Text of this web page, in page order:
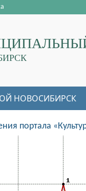
НОВОСИБИРСК
портала